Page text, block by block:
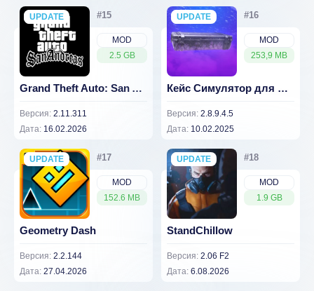
MOD
2.5 GB
UPDATE
NEW
Grand Theft Auto: San Andreas (Много денег)
Версия: 2.11.311
Дата: 16.02.2026
MOD
253,9 MB
UPDATE
NEW
Кейс Симулятор для Стандофф (ВЗЛОМ, Много денег)
Версия: 2.8.9.4.5
Дата: 10.02.2025
MOD
152.6 MB
UPDATE
NEW
Geometry Dash
Версия: 2.2.144
Дата: 27.04.2026
MOD
1.9 GB
UPDATE
NEW
StandChillow
Версия: 2.06 F2
Дата: 6.08.2026